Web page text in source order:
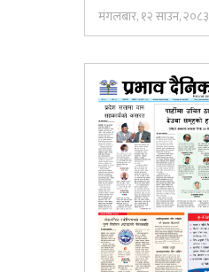
मंगलबार, १२ साउन, २०८३